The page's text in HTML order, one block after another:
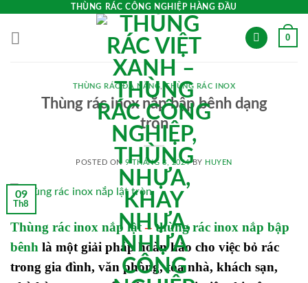
content
THÙNG RÁC CÔNG NGHIỆP HÀNG ĐẦU
0
THÙNG RÁC ĐA NĂNG ,THÙNG RÁC INOX
Thùng rác inox nắp bập bênh dạng
tròn
POSTED ON 9 THÁNG 8, 2024BY HUYEN
09
Th8
Thùng rác inox nắp lật – thùng rác inox nắp bập
bênh là một giải pháp hoàn hảo cho việc bỏ rác
trong gia đình, văn phòng, tòa nhà, khách sạn,